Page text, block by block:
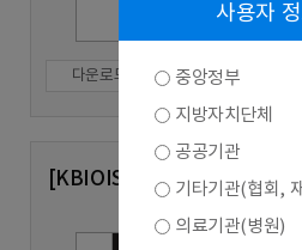
다운로드
[KBIOIS Vol.93] 글로벌
황 및 전망
사용자
중앙정부
지방자치단체
공공기관
기타기관(협회,
의료기관(병원)